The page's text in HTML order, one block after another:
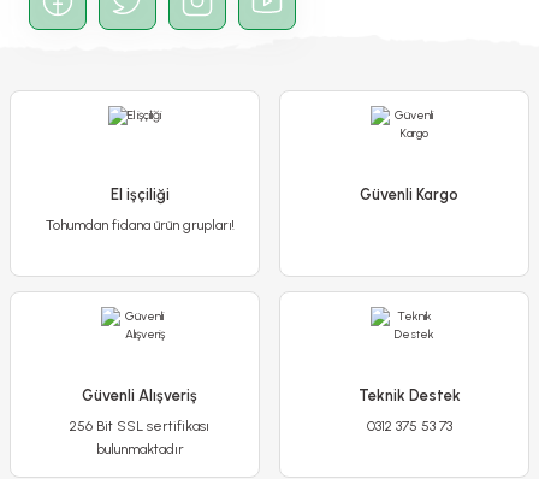
Afrika Papatya Tohumu – Osteospermum Ecklonis
El işçiliği
Tohumdan fidana ürün grupları!
Güvenli Kargo
Güvenli Alışveriş
256 Bit SSL sertifikası
bulunmaktadır
Teknik Destek
0312 375 53 73